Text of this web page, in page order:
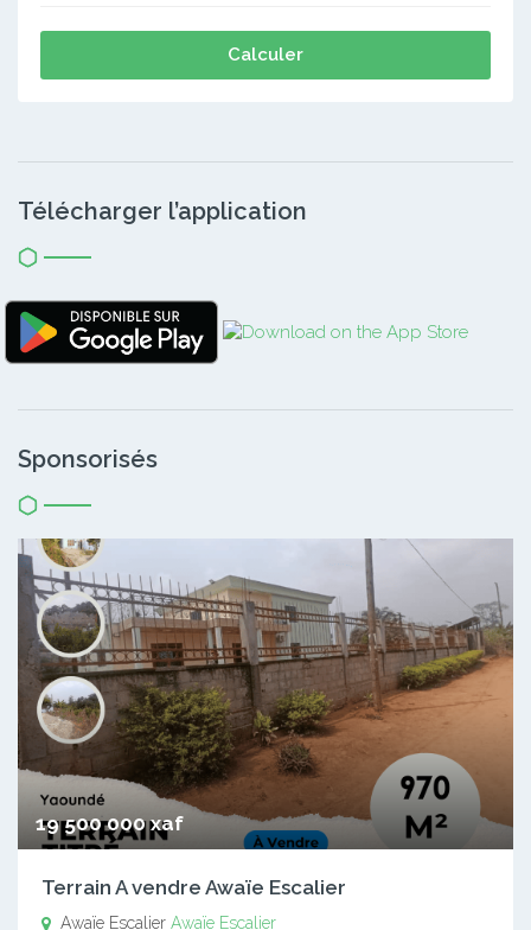
Calculer
Télécharger l’application
Sponsorisés
19 500 000 xaf
Terrain A vendre Awaïe Escalier
Awaïe Escalier Awaïe Escalier